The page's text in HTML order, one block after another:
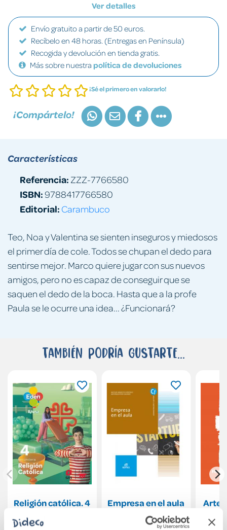
Ver detalles
Envío gratuito a partir de 50 euros.
Recíbelo en 48 horas. (Entregas en Península)
Recogida y devolución en tienda gratis.
Más sobre nuestra política de devoluciones
¡Sé el primero en valorarlo!
¡Compártelo!
Teo, Noa y Valentina se sienten inseguros y miedosos
el primer día de cole. Todos se chupan el dedo para
sentirse mejor. Marco quiere jugar con sus nuevos
amigos, pero no es capaz de conseguir que se
saquen el dedo de la boca. Hasta que a la profe
Paula se le ocurre una idea... ¿Funcionará?
Características
Referencia: ZZZ-7766580
ISBN:9788417766580
Editorial: Carambuco
También podría gustarte...
Religión católica. 4
Revuela
Empresa en el aula Arte